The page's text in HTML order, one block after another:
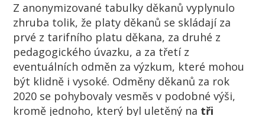
Z anonymizované tabulky děkanů vyplynulo
zhruba tolik, že platy děkanů se skládají za
prvé z tarifního platu děkana, za druhé z
pedagogického úvazku, a za třetí z
eventuálních odměn za výzkum, které mohou
být klidně i vysoké. Odměny děkanů za rok
2020 se pohybovaly vesměs v podobné výši,
kromě jednoho, který byl uletěný na tři